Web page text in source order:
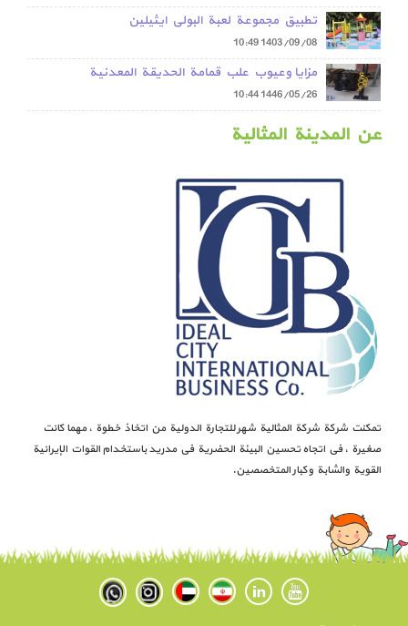
تطبيق مجموعة لعبة البولي ايثيلين
1403/09/08
10:49
مزايا وعيوب علب قمامة الحديقة المعدنية
1446/05/26
10:44
عن المدينة المثالية
تمكنت شركة شركة المثالية شهر للتجارة الدولية من اتخاذ خطوة ، مهما كانت
صغيرة ، في اتجاه تحسين البيئة الحضرية في مدريد باستخدام القوات الإيرانية
القوية والشابة وكبار المتخصصين.